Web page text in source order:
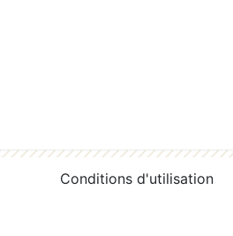
Conditions d'utilisation